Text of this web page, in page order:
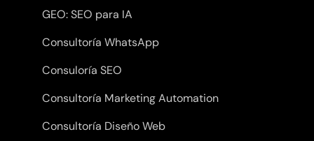
GEO: SEO para IA
Consultoría WhatsApp
Consuloría SEO
Consultoría Marketing Automation
Consultoría Diseño Web